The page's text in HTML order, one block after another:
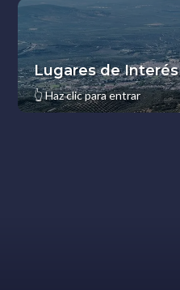
Lugares de Interés
👆Haz clic para entrar